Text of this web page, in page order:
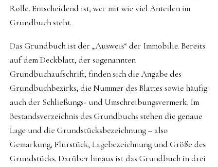
Rolle. Entscheidend ist, wer mit wie viel Anteilen im
Grundbuch steht.
Das Grundbuch ist der „Ausweis“ der Immobilie. Bereits
auf dem Deckblatt, der sogenannten
Grundbuchaufschrift, finden sich die Angabe des
Grundbuchbezirks, die Nummer des Blattes sowie häufig
auch der Schließungs- und Umschreibungsvermerk. Im
Bestandsverzeichnis des Grundbuchs stehen die genaue
Lage und die Grundstücksbezeichnung – also
Gemarkung, Flurstück, Lagebezeichnung und Größe des
Grundstücks. Darüber hinaus ist das Grundbuch in drei